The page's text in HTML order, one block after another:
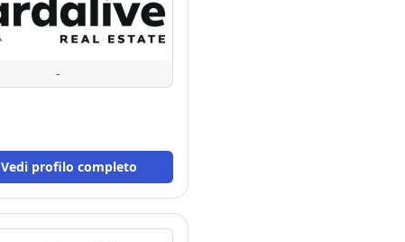
-
Vedi profilo completo